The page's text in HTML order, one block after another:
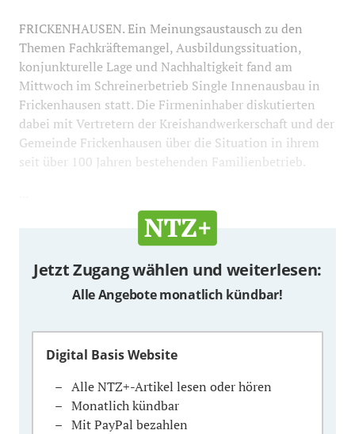
Bürgermeister Simon Blessing. Foto: Fritz700 410
FRICKENHAUSEN. Ein Meinungsaustausch zu den
Themen Fachkräftemangel, Ausbildungssituation,
konjunkturelle Lage und Nachhaltigkeit fand am
Mittwoch im Schreinerbetrieb Single Innenausbau in
Frickenhausen statt. Die Firmeninhaber diskutierten
dabei mit Vertretern der Kreishandwerkerschaft und der
Gemeinde Frickenhausen über die Situation in ihrem
seit über 100 Jahren bestehenden Familienbetrieb.
Jetzt Zugang wählen und weiterlesen:
Alle Angebote monatlich kündbar!
Digital Basis Website
Alle NTZ+-Artikel lesen oder hören
Monatlich kündbar
Mit PayPal bezahlen